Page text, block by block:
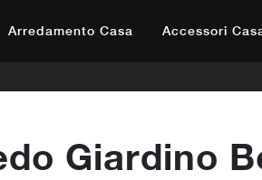
Arredamento Casa Accessori
Giardino